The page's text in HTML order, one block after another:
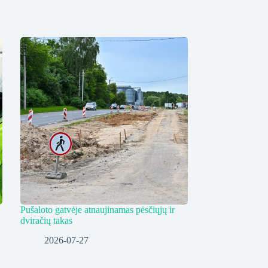
Pušaloto gatvėje atnaujinamas pėsčiųjų ir
dviračių takas
2026-07-27